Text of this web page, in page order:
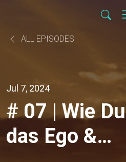
ALL EPISODES
Jul 7, 2024
# 07 | Wie Du
das Ego &